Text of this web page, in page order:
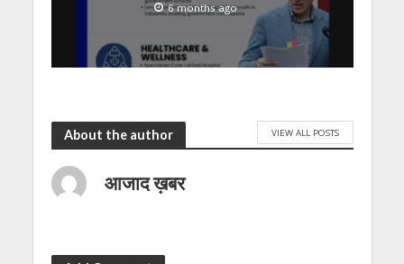
6 months ago
About the author VIEW ALL POSTS
आजाद ख़बर